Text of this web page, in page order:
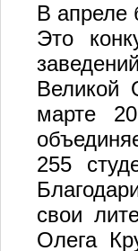
В апреле
Это
Великой
марте
255
свои
Олега